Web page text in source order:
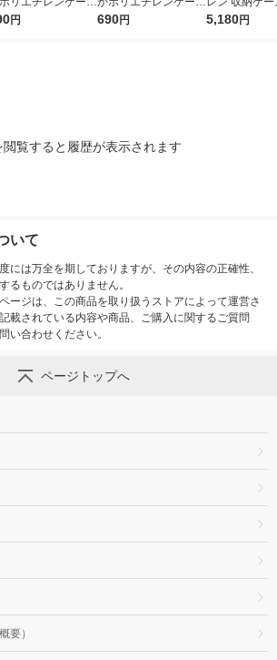
幅25.5×奥行36×
円
中 約幅25.5×奥行36×
690円
ド 大 約幅55×奥行44.
5,180円
閲覧すると履歴が表示されます
いて
には万全を期しておりますが、その内容の正確性、
るものではありません。
ージは、この商品を取り扱うストアによって運営さ
載されている内容や商品、ご購入に関するご質問
い合わせください。
ページトップへ
要）